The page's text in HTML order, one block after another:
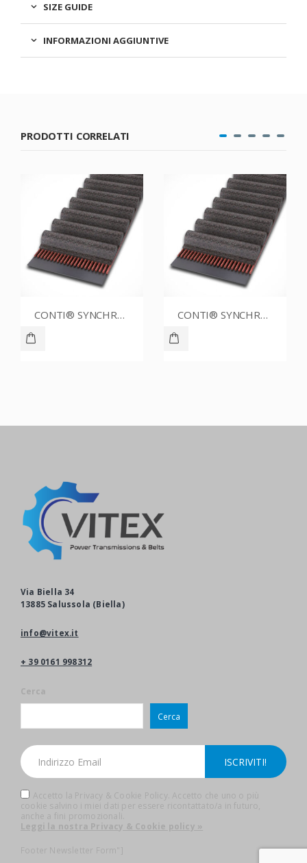
SIZE GUIDE
INFORMAZIONI AGGIUNTIVE
PRODOTTI CORRELATI
CONTI® SYNCHROBELT 76XL037 CONTI® SYNCHROBELT 80XL CUSTOM
Via Biella 34
13885 Salussola (Biella)
info@vitex.it
+ 39 0161 998312
Cerca
Cerca
Accetto la Privacy & Cookie Policy. Accetto che uno o più
cookie salvino i miei dati per essere ricontattato/a in futuro,
anche a fini promozionali.
Leggi la nostra Privacy & Cookie policy »
Footer Newsletter Form"]